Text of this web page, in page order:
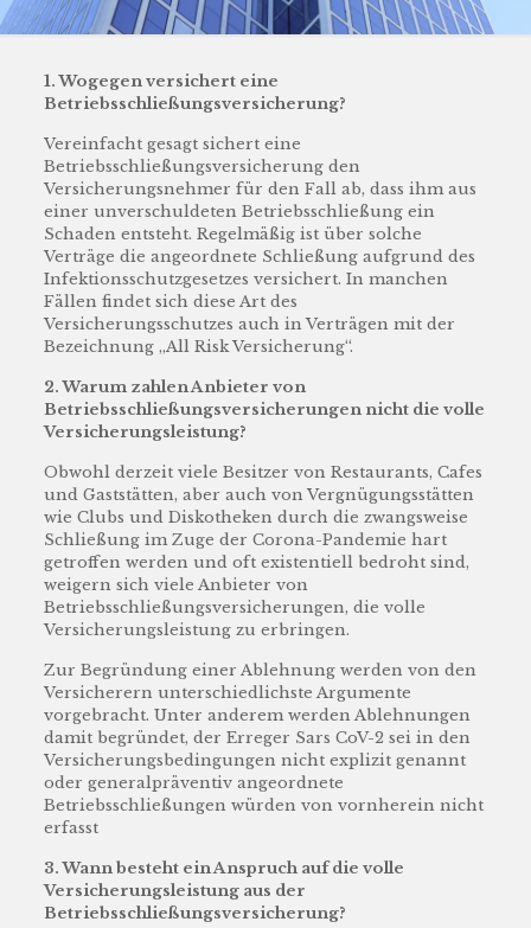
1. Wogegen versichert eine
Betriebsschließungsversicherung?
Vereinfacht gesagt sichert eine
Betriebsschließungsversicherung den
Versicherungsnehmer für den Fall ab, dass ihm aus
einer unverschuldeten Betriebsschließung ein
Schaden entsteht. Regelmäßig ist über solche
Verträge die angeordnete Schließung aufgrund des
Infektionsschutzgesetzes versichert. In manchen
Fällen findet sich diese Art des
Versicherungsschutzes auch in Verträgen mit der
Bezeichnung „All Risk Versicherung“.
2. Warum zahlen Anbieter von
Betriebsschließungsversicherungen nicht die volle
Versicherungsleistung?
Obwohl derzeit viele Besitzer von Restaurants, Cafes
und Gaststätten, aber auch von Vergnügungsstätten
wie Clubs und Diskotheken durch die zwangsweise
Schließung im Zuge der Corona-Pandemie hart
getroffen werden und oft existentiell bedroht sind,
weigern sich viele Anbieter von
Betriebsschließungsversicherungen, die volle
Versicherungsleistung zu erbringen.
Zur Begründung einer Ablehnung werden von den
Versicherern unterschiedlichste Argumente
vorgebracht. Unter anderem werden Ablehnungen
damit begründet, der Erreger Sars CoV-2 sei in den
Versicherungsbedingungen nicht explizit genannt
oder generalpräventiv angeordnete
Betriebsschließungen würden von vornherein nicht
erfasst
3. Wann besteht ein Anspruch auf die volle
Versicherungsleistung aus der
Betriebsschließungsversicherung?